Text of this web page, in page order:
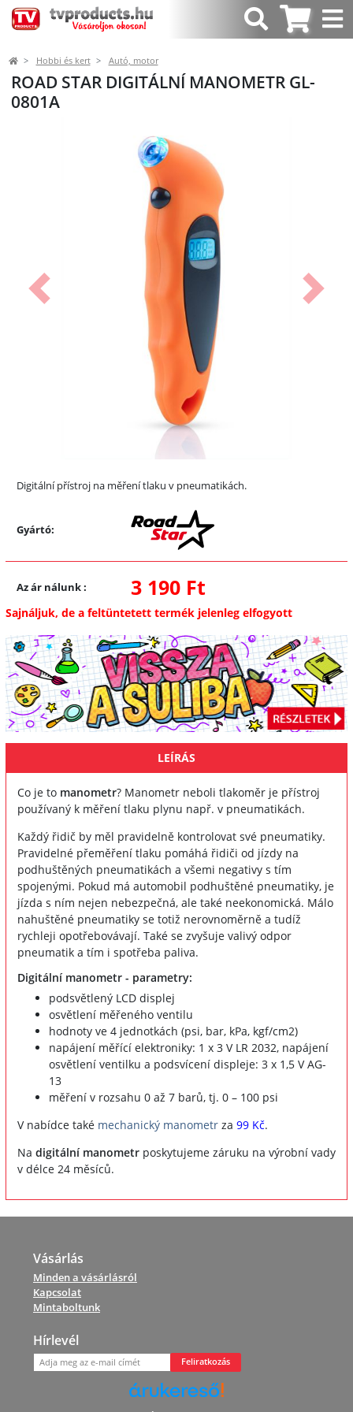
Hobbi és kert Autó, motor
ROAD STAR DIGITÁLNÍ MANOMETR GL-
0801A
Előző
Digitální přístroj na měření tlaku v pneumatikách.
Gyártó:
Az ár nálunk: 3 190 Ft
Sajnáljuk, de a feltüntetett termék jelenleg elfogyott
LEÍRÁS
Co je to manometr? Manometr neboli tlakoměr je přístroj
používaný k měření tlaku plynu např. v pneumatikách.
Každý řidič by měl pravidelně kontrolovat své pneumatiky.
Pravidelné přeměření tlaku pomáhá řidiči od jízdy na
podhuštěných pneumatikách a všemi negativy s tím
spojenými. Pokud má automobil podhuštěné pneumatiky, je
jízda s ním nejen nebezpečná, ale také neekonomická. Málo
nahuštěné pneumatiky se totiž nerovnoměrně a tudíž
rychleji opotřebovávají. Také se zvyšuje valivý odpor
pneumatik a tím i spotřeba paliva.
Digitální manometr - parametry:
podsvětlený LCD displej
osvětlení měřeného ventilu
hodnoty ve 4 jednotkách (psi, bar, kPa, kgf/cm2)
napájení měřící elektroniky: 1 x 3 V LR 2032, napájení
osvětlení ventilku a podsvícení displeje: 3 x 1,5 V AG-
13
měření v rozsahu 0 až 7 barů, tj. 0 – 100 psi
V nabídce také mechanický manometr za 99 Kč.
Na digitální manometr poskytujeme záruku na výrobní vady
v délce 24 měsíců.
Vásárlás
Minden a vásárlásról
Kapcsolat
Mintaboltunk
Hírlevél
Feliratkozás